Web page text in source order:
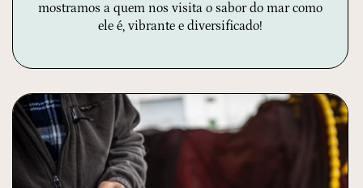
mostramos a quem nos visita o sabor do mar como
ele é, vibrante e diversificado!